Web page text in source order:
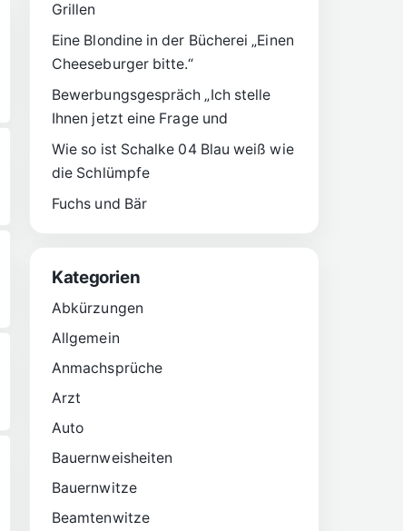
Grillen
Eine Blondine in der Bücherei „Einen
Cheeseburger bitte.“
Bewerbungsgespräch „Ich stelle
Ihnen jetzt eine Frage und
Wie so ist Schalke 04 Blau weiß wie
die Schlümpfe
Fuchs und Bär
Kategorien
Abkürzungen
Allgemein
Anmachsprüche
Arzt
Auto
Bauernweisheiten
Bauernwitze
Beamtenwitze